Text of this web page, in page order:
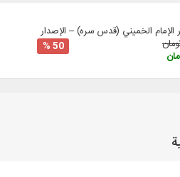
الإمام الخميني (قدس سره) – الإصدار 3
50 %